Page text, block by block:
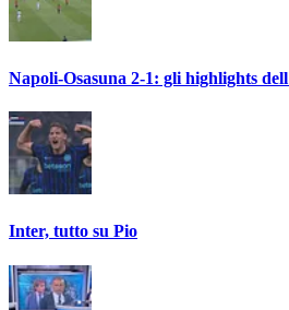
Napoli-Osasuna 2-1: gli highlights
Inter, tutto su Pio